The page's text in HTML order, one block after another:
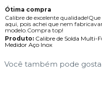
Ótima compra
Calibre de excelente
aqui, pois achei que nem
modelo.Compra top!
Produto:Calibre de Solda Multi-
Medidor Aço Inox
Você também pode